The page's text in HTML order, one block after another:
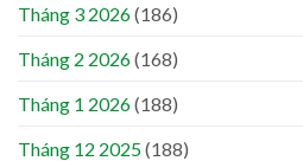
Tháng 3 2026(186)
Tháng 2 2026(168)
Tháng 1 2026(188)
Tháng 12 2025(188)